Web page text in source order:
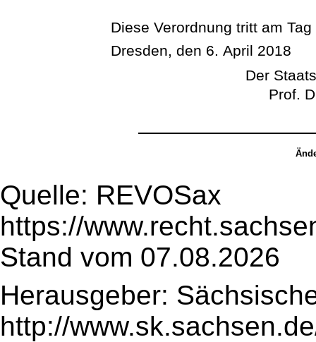
Diese Verordnung tritt am
Dresden, den 6. April 2018
Der
Prof.
Quelle: REVOSax
https://
Stand vom 07.08.2026
Herausgeber:
http://